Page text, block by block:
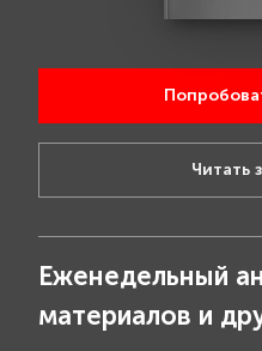
Читать
Еженедельный
материалов и